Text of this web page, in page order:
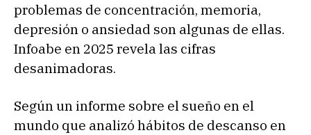
problemas de concentración, memoria,
depresión o ansiedad son algunas de ellas.
Infoabe en 2025 revela las cifras
desanimadoras.
Según un informe sobre el sueño en el
mundo que analizó hábitos de descanso en